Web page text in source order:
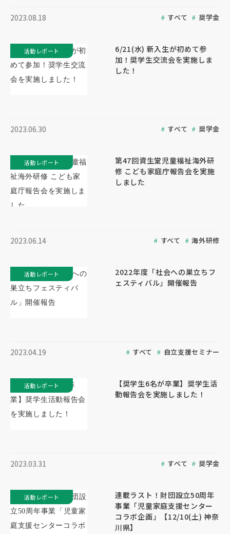
2023.08.18 すべて 奨学金
6/21(水) 新入生が初めて参
加！奨学生交流会を実施しま
した！
2023.06.30 すべて 奨学金
活動レポート
第47回資生堂児童福祉海外研
修 こども家庭庁報告会を実施
しました
2023.06.14 すべて 海外研修
活動レポート
2022年度「社会への巣立ちフ
ェスティバル」開催報告
2023.04.19 すべて 自立支援セミナー
活動レポート
【奨学生6名が卒業】奨学生活
動報告会を実施しました！
2023.03.31 すべて 奨学金
活動レポート
連載ラスト！財団設立50周年
事業「児童家庭支援センター
コラボ企画」【12/10(土) 神奈
川県】
活動レポート